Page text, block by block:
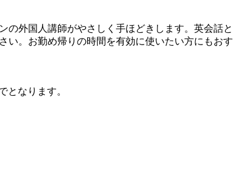
外国人講師がやさしく手ほどきします。英会話
。お勤め帰りの時間を有効に使いたい方にもおす
となります。